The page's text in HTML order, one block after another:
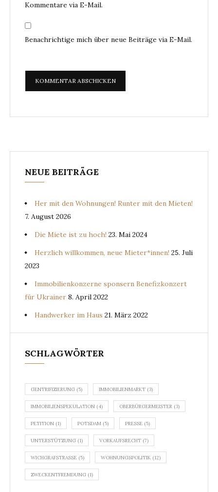
Kommentare via E-Mail.
Benachrichtige mich über neue Beiträge via E-Mail.
NEUE BEITRÄGE
Her mit den Wohnungen! Runter mit den Mieten!
7. August 2026
Die Miete ist zu hoch! 23. Mai 2024
Herzlich willkommen, neue Mieter*innen! 25. Juli
2023
Immobilienkonzerne sponsern Benefizkonzert
für Ukrainer 8. April 2022
Handwerker im Haus 21. März 2022
SCHLAGWÖRTER
GENTRIFIZIERUNG (5) IMMOBILIENMARKT (3)
IMMOBILIENSPEKULATION (4) OBERBÜRGERMEISTER (3)
PETITION (1) POTSDAM (5) PRESSE (5)
UNTERSTÜTZUNG (1) VORKAUFSRECHT (7)
WICHGRAFSTRASSE (5) WOHNUNGSPOLITIK (12)
ZWECKENTFREMDUNG (1)